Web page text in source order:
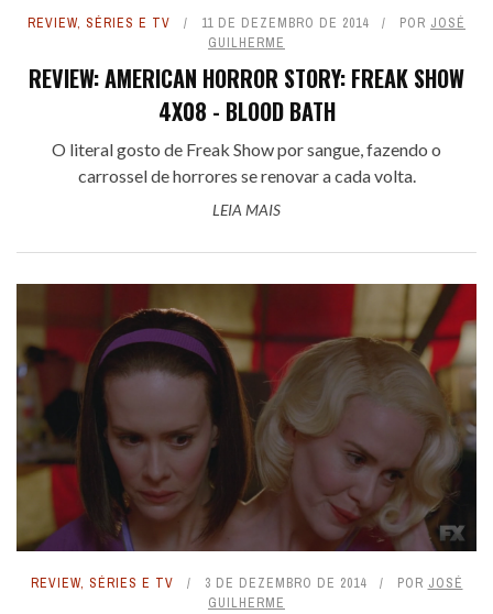
REVIEW, SÉRIES E TV 11 DE DEZEMBRO DE 2014 POR JOSÉ
GUILHERME
REVIEW: AMERICAN HORROR STORY: FREAK SHOW
4X08 - BLOOD BATH
O literal gosto de Freak Show por sangue, fazendo o
carrossel de horrores se renovar a cada volta.
LEIA MAIS
REVIEW, SÉRIES E TV 3 DE DEZEMBRO DE 2014 POR JOSÉ
GUILHERME